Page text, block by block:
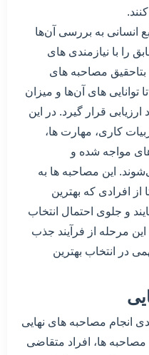
انسانی به بررسی آن‌ها
را با نیازمندی های
مصاحبه های
توانایی های آن‌ها و میزان
قرار گیرد. در این
کاری، مهارت ها،
مواجه شده و
این مصاحبه ها به
افرادی که بهترین
و جلوی احتمال انتخاب
این مرحله از فرآیند جذب
در انتخاب بهترین
انجام مصاحبه های نهایی
ها، افراد متقاضی